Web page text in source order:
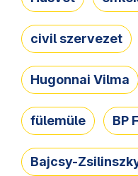
civil szervezet
Hugonnai Vilma
fülemüle BP
Bajcsy-